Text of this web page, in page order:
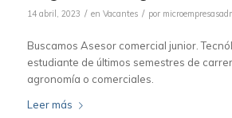
14 abril, 2023 / en Vacantes / por
Buscamos Asesor comercial junior.
estudiante de últimos semestres de
agronomía o comerciales.
Leer más